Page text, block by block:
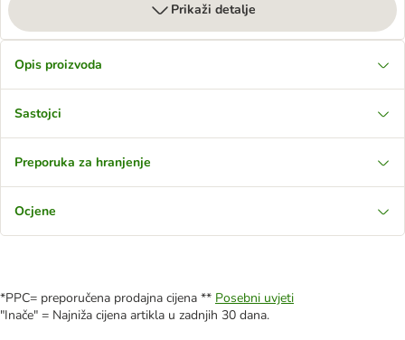
Prikaži detalje
Opis proizvoda
Sastojci
Preporuka za hranjenje
Ocjene
*PPC= preporučena prodajna cijena ** Posebni uvjeti
"Inače" = Najniža cijena artikla u zadnjih 30 dana.